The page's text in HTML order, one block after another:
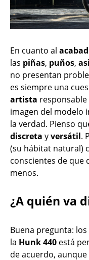
En cuanto al
las piñas, puños,
no presentan
es siempre una
artista
imagen del modelo
la verdad. Pienso
discreta yversátil.
(su hábitat natural)
conscientes de que
menos.
¿A quién va
Buena pregunta:
la Hunk 440 está
de acuerdo,